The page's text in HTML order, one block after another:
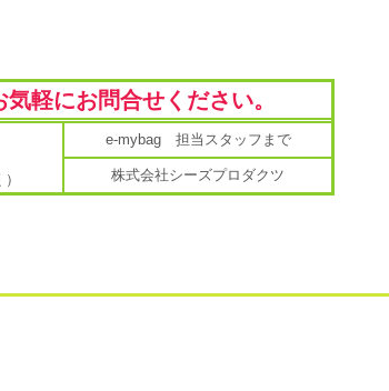
気軽にお問合せください。
e-mybag 担当スタッフまで
株式会社シーズプロダクツ